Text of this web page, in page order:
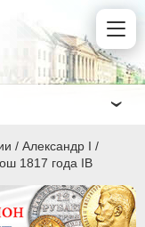
/ Александр I /
1817 года IВ